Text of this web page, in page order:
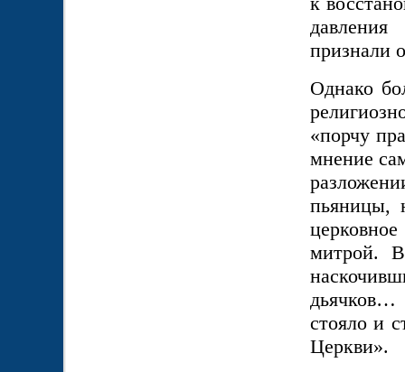
признали
Однако
«порчу
мнение
пьяницы,
митрой.
стояло и
Церкви».